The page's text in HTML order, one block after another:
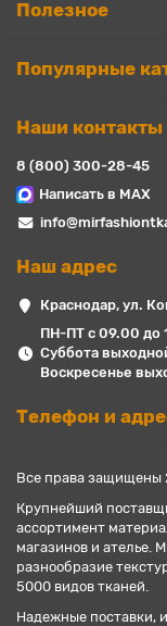
качественные
крупным оптом, в
Полезное
Популярные
Наши контакты
8 (800) 300-28-45
Написать в MAX
Наш адрес
Краснодар, ул.
ПН-ПТ с 09.00 до
Суббота
Воскресенье
Телефон и
Все права защищены
Крупнейший
ассортимент
магазинов и ателье.
разнообразие
5000 видов тканей.
Надежные поставки,